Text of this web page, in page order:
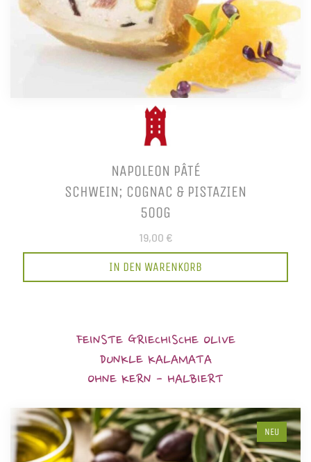
NAPOLEON PÂTÉ
SCHWEIN; COGNAC & PISTAZIEN
500G
19,00 €
IN DEN WARENKORB
FEINSTE GRIECHISCHE OLIVE
DUNKLE KALAMATA
OHNE KERN - HALBIERT
NEU